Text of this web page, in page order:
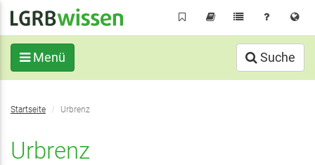
Inhalt
Menü Suche
SieStartseite Urbrenz
Urbrenz